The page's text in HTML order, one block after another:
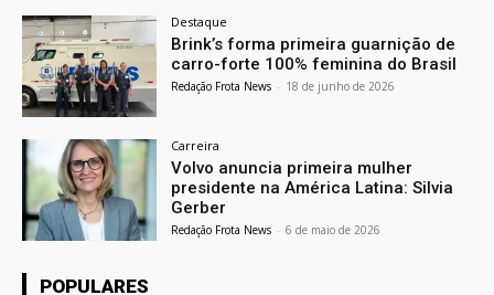
Destaque
Brink’s forma primeira guarnição de
carro-forte 100% feminina do Brasil
Redação Frota News - 18 de junho de 2026
Carreira
Volvo anuncia primeira mulher
presidente na América Latina: Silvia
Gerber
Redação Frota News - 6 de maio de 2026
POPULARES